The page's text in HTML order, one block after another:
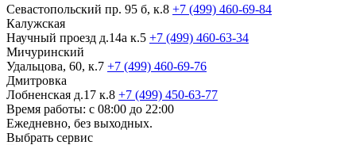
Севастопольский пр. 95 б, к.8 +7 (499) 460-69-84
Калужская
Научный проезд д.14а к.5 +7 (499) 460-63-34
Мичуринский
Удальцова, 60, к.7 +7 (499) 460-69-76
Дмитровка
Лобненская д.17 к.8 +7 (499) 450-63-77
Время работы: с 08:00 до 22:00
Ежедневно, без выходных.
Выбрать сервис